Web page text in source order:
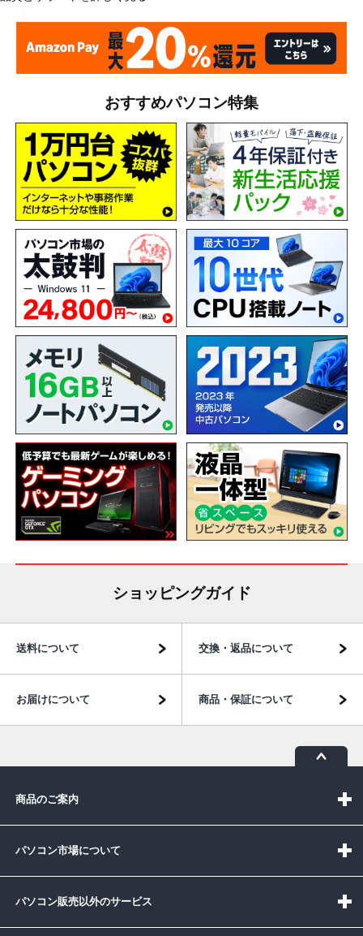
おすすめパソコン特集
ショッピングガイド
送料について 交換・返品について
お届けについて 商品・保証について
商品のご案内
パソコン市場について
パソコン販売以外のサービス